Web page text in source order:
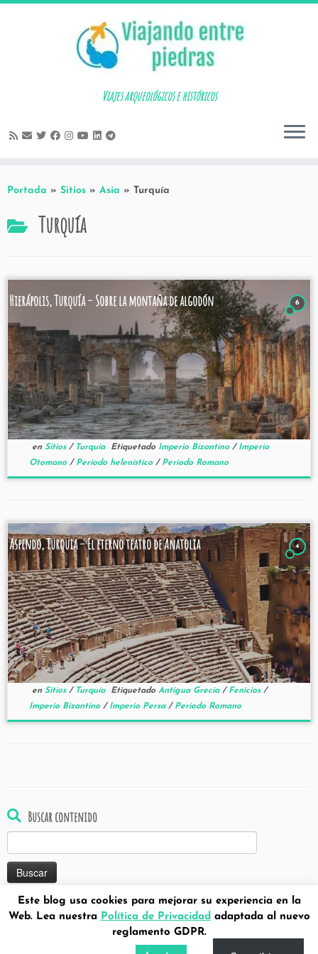
Skip
Viajes arqueológicos e históricos
Portada » Sitios » Asia » Turquía
Turquía
6
Hierápolis, Turquía – Sobre la montaña de algodón
en Sitios / Turquía Etiquetado Imperio Bizantino / Imperio
Otomano / Periodo helenístico / Periodo Romano
4
Aspendo, Turquia – El eterno teatro de Anatolia
en Sitios / Turquía Etiquetado Antigua Grecia / Fenicios /
Imperio Bizantino / Imperio Persa / Periodo Romano
Buscar contenido
Este blog usa cookies para mejorar su experiencia en la
Web. Lea nuestra Política de Privacidadadaptada al nuevo
reglamento GDPR.